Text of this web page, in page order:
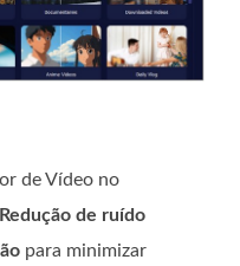
de Vídeo no
Redução de ruído
para minimizar